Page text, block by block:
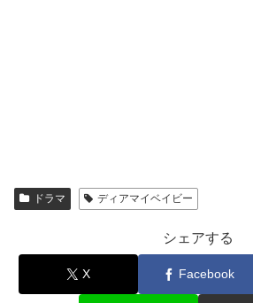
ドラマ ディアマイベイビー
シェアする
X Facebook